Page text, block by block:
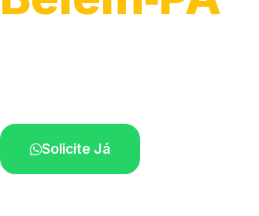
Solicite Já